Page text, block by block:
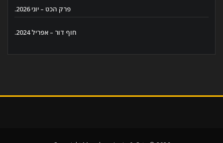
פרק הכט – יוני 2026.
חוף דור – אפריל 2024.